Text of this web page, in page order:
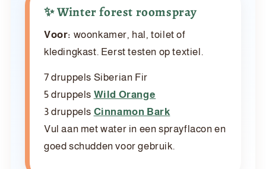
✨ Winter forest roomspray
Voor: woonkamer, hal, toilet of
kledingkast. Eerst testen op textiel.
7 druppels Siberian Fir
5 druppels Wild Orange
3 druppels Cinnamon Bark
Vul aan met water in een sprayflacon en
goed schudden voor gebruik.